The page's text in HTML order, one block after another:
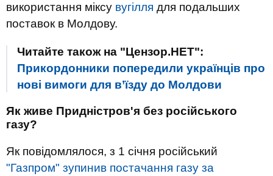
використання міксу вугілля для подальших
поставок в Молдову.
Читайте також на "Цензор.НЕТ":
Прикордонники попередили українців про
нові вимоги для в’їзду до Молдови
Як живе Придністров'я без російського
газу?
Як повідомлялося, з 1 січня російський
"Газпром" зупинив постачання газу за